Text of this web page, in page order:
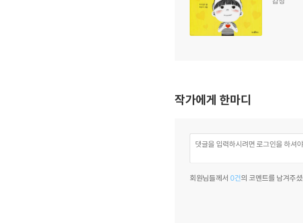
작가에게 한마디
회원님들께서 0건의 코멘트를 남겨주